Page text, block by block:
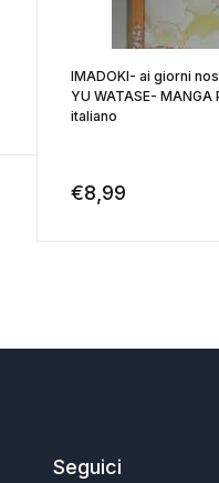
IMADOKI- ai giorni
YU WATASE- MANGA
italiano
€8,99
Seguici